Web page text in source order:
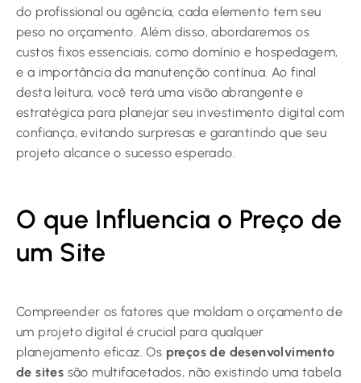
do profissional ou agência, cada elemento tem seu
peso no orçamento. Além disso, abordaremos os
custos fixos essenciais, como domínio e hospedagem,
e a importância da manutenção contínua. Ao final
desta leitura, você terá uma visão abrangente e
estratégica para planejar seu investimento digital com
confiança, evitando surpresas e garantindo que seu
projeto alcance o sucesso esperado.
O que Influencia o Preço de
um Site
Compreender os fatores que moldam o orçamento de
um projeto digital é crucial para qualquer
planejamento eficaz. Os preços de desenvolvimento
de sites são multifacetados, não existindo uma tabela